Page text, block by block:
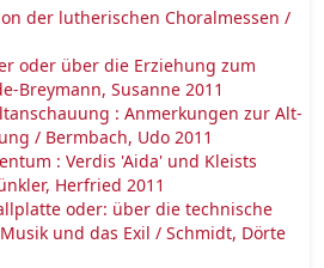
der lutherischen Choralmessen /
oder über die Erziehung zum
Breymann, Susanne 2011
: Anmerkungen zur Alt-
/ Bermbach, Udo 2011
: Verdis 'Aida' und Kleists
Herfried 2011
oder: über die technische
und das Exil / Schmidt, Dörte